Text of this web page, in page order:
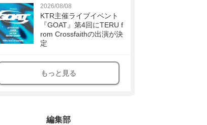
2026/08/08
KTR主催ライブイベント
『GOAT』第4回にTERU f
rom Crossfaithの出演が決
定
もっと見る
編集部